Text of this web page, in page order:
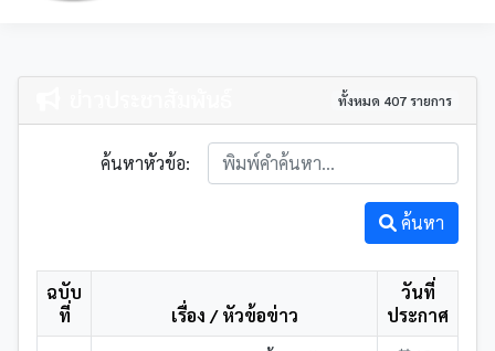
ทั้งหมด 407 รายการ
ค้นหาหัวข้อ:
ค้นหา
ฉบับ
ที่
เรื่อง / หัวข้อข่าว
วันที่
ประกาศ